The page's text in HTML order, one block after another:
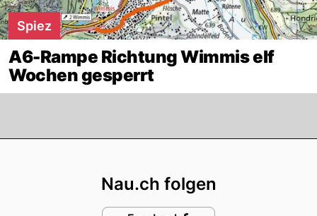
Spiez
A6-Rampe Richtung Wimmis elf
Wochen gesperrt
Nau.ch folgen